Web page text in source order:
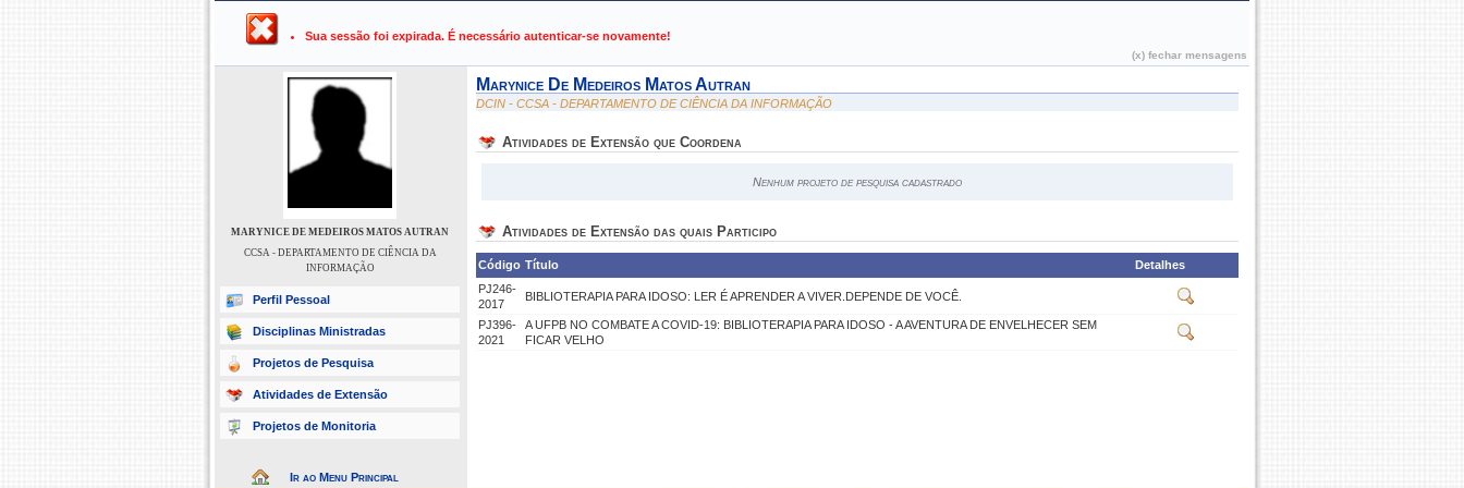
UFPB ›
Sua sessão foi expirada. É necessário autenticar-se novamente!
(x) fechar mensagens
MARYNICE DE MEDEIROS MATOS AUTRAN
CCSA - DEPARTAMENTO DE CIÊNCIA DA
INFORMAÇÃO
Perfil Pessoal
Disciplinas Ministradas
Projetos de Pesquisa
Atividades de Extensão
Projetos de Monitoria
Ir ao Menu Principal
Marynice De Medeiros Matos Autran
DCIN - CCSA - DEPARTAMENTO DE CIÊNCIA DA INFORMAÇÃO
Atividades de Extensão que Coordena
Nenhum projeto de pesquisa cadastrado
Atividades de Extensão das quais Participo
Código Título
Detalhes
PJ246-
2017
BIBLIOTERAPIA PARA IDOSO: LER É APRENDER A VIVER.DEPENDE DE VOCÊ.
PJ396-
2021
A UFPB NO COMBATE A COVID-19: BIBLIOTERAPIA PARA IDOSO - A AVENTURA DE ENVELHECER SEM
FICAR VELHO